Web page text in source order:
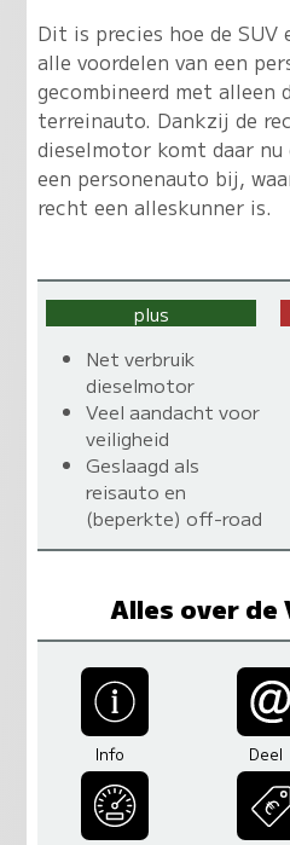
Dit is precies hoe de SUV
alle voordelen van een
gecombineerd met alleen
terreinauto. Dankzij de
dieselmotor komt daar
een personenauto bij,
recht een alleskunner is.
plus
Net verbruik
dieselmotor
Veel aandacht voor
veiligheid
Geslaagd als
reisauto en
(beperkte) off-road
Alles over de
Info Deel